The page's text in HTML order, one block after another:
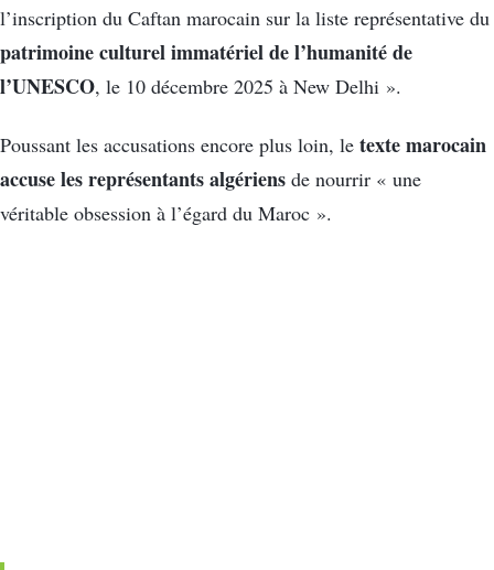
l’inscription du Caftan marocain sur la liste représentative du
patrimoine culturel immatériel de l’humanité de
l’UNESCO, le 10 décembre 2025 à New Delhi ».
Poussant les accusations encore plus loin, le texte marocain
accuse les représentants algériens de nourrir « une
véritable obsession à l’égard du Maroc ».